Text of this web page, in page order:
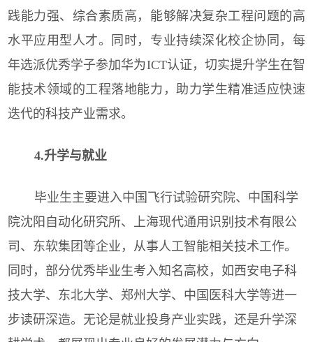
践能力强、综合素质高，能够解决复杂工程问题的高
水平应用型人才。同时，专业持续深化校企协同，每
年选派优秀学子参加华为ICT认证，切实提升学生在智
能技术领域的工程落地能力，助力学生精准适应快速
迭代的科技产业需求。
4.升学与就业
毕业生主要进入中国飞行试验研究院、中国科学
院沈阳自动化研究所、上海现代通用识别技术有限公
司、东软集团等企业，从事人工智能相关技术工作。
同时，部分优秀毕业生考入知名高校，如西安电子科
技大学、东北大学、郑州大学、中国医科大学等进一
步读研深造。无论是就业投身产业实践，还是升学深